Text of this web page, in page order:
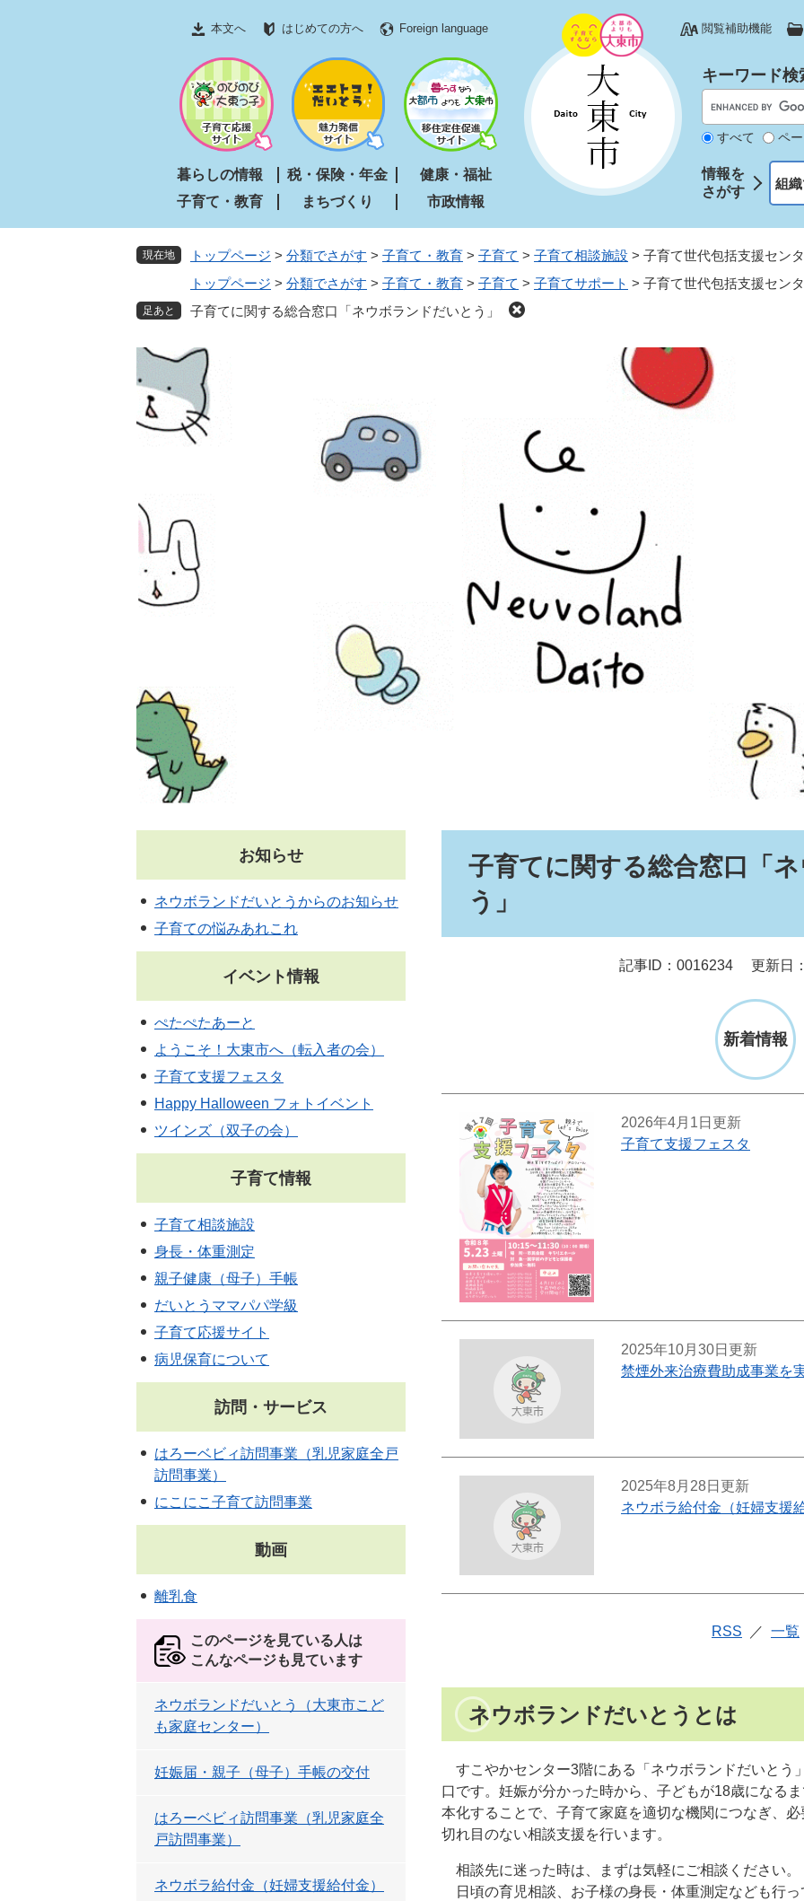
文
本文へ はじめての方へ Foreign language 閲覧補助機能
暮らしの情報 税・保険・年金
健康・福祉
子育て・教育
まちづくり 市政情報
キーワード検
すべて ペ
情報を
さがす
組
現在地 トップページ > 分類でさがす > 子育て・教育 > 子育て > 子育て相談施設 > 子育て世代包括支援セン
トップページ > 分類でさがす > 子育て・教育 > 子育て > 子育てサポート > 子育て世代包括支援セン
子育てに関する総合窓口「ネウボランドだいとう」
子育てに関する総合窓口「
う」
記事ID：0016234 更新日
新着情報
2026年4月1日更新
子育て支援フェスタ
2025年10月30日更新
禁煙外来治療費助成事業を
2025年8月28日更新
ネウボラ給付金（妊婦支援
RSS 一覧
ネウボランドだいとうとは
すこやかセンター3階にある「ネウボランドだいとう
口です。妊娠が分かった時から、子どもが18歳になる
本化することで、子育て家庭を適切な機関につなぎ、
切れ目のない相談支援を行います。
相談先に迷った時は、まずは気軽にご相談ください。
日頃の育児相談、お子様の身長・体重測定なども行っ
お知らせ
ネウボランドだいとうからのお知らせ
子育ての悩みあれこれ
イベント情報
ぺたぺたあーと
ようこそ！大東市へ（転入者の会）
子育て支援フェスタ
Happy Halloween フォトイベント
ツインズ（双子の会）
子育て情報
子育て相談施設
身長・体重測定
親子健康（母子）手帳
だいとうママパパ学級
子育て応援サイト
病児保育について
訪問・サービス
はろーベビィ訪問事業（乳児家庭全戸
訪問事業）
にこにこ子育て訪問事業
動画
離乳食
このページを見ている人は
こんなページも見ています
ネウボランドだいとう（大東市こど
も家庭センター）
妊娠届・親子（母子）手帳の交付
はろーベビィ訪問事業（乳児家庭全
戸訪問事業）
ネウボラ給付金（妊婦支援給付金）